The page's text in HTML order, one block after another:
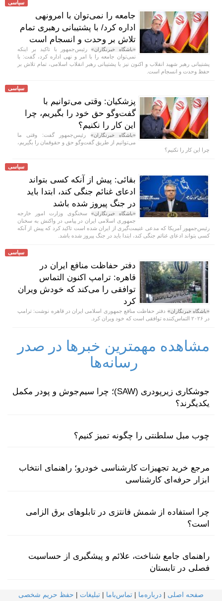
سیاسی
جامعه را نمی‌توان با امرونهی
اداره کرد/ با پشتیبانی رهبری تمام
تلاش بر وحدت و انسجام است
«باشگاه خبرنگاران»رئیس‌جمهور با تاکید بر اینکه
نمی‌توان جامعه را با امر و نهی اداره کرد، گفت: با
پشتیبانی رهبر شهید انقلاب و اکنون نیز با پشتیبانی رهبر انقلاب اسلامی، تمام تلاش بر
حفظ وحدت و انسجام است.
سیاسی
پزشکیان: وقتی می‌توانیم با
گفت‌و‌گو حق خود را بگیریم، چرا
این کار را نکنیم؟
«باشگاه خبرنگاران» رئیس‌جمهور گفت: وقتی ما
می‌توانیم از طریق گفت‌و‌گو حق و حقوقمان را بگیریم،
چرا این کار را نکنیم؟
سیاسی
بقائی: پیش از آنکه کسی بتواند
ادعای غنائم جنگی کند، ابتدا باید
در جنگ پیروز شده باشد
«باشگاه خبرنگاران» سخنگوی وزارت امور خارجه
جمهوری اسلامی ایران در پیامی در واکنش به سخنان
رئیس‌جمهور آمریکا که مدعی غنیمت‌گیری از ایران شده است تاکید کرد که پیش از آنکه
کسی بتواند ادعای غنائم جنگی کند، ابتدا باید در جنگ پیروز شده باشد.
سیاسی
دفتر حفاظت منافع ایران در
قاهره: ترامپ اکنون التماس
توافقی را می‌کند که خودش ویران
کرد
«باشگاه خبرنگاران» دفتر حفاظت منافع جمهوری اسلامی ایران در قاهره نوشت: ترامپ
در ۲۰۲۶ التماس‌کننده توافقی است که خود ویران کرد.
مشاهده مهمترین خبرها در صدر
رسانه‌ها
جوشکاری زیرپودری (SAW)؛ چرا سیم‌جوش و پودر مکمل
یکدیگرند؟
چوب مبل سلطنتی را چگونه تمیز کنیم؟
مرجع خرید تجهیزات کارشناسی خودرو؛ راهنمای انتخاب
ابزار حرفه‌ای کارشناسی
چرا استفاده از شمش فانتزی در تابلوهای برق الزامی
است؟
راهنمای جامع شناخت، علائم و پیشگیری از حساسیت
فصلی در تابستان
صفحه اصلی | درباره‌ما | تماس‌با‌ما | تبلیغات | حفظ حریم شخصی